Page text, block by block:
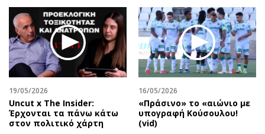
19/05/2026
Uncut x The Insider:
Έρχονται τα πάνω κάτω
στον πολιτικό χάρτη
16/05/2026
«Πράσινο» το «αιώνιο με
υπογραφή Κούσουλου!
(vid)